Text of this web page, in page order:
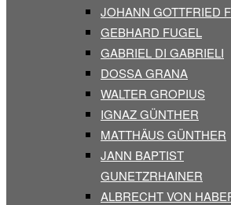
JOHANN GOTTFRIED
GEBHARD FUGEL
GABRIEL DI GABRIELI
DOSSA GRANA
WALTER GROPIUS
IGNAZ GÜNTHER
MATTHÄUS GÜNTHER
JANN BAPTIST
GUNETZRHAINER
ALBRECHT VON